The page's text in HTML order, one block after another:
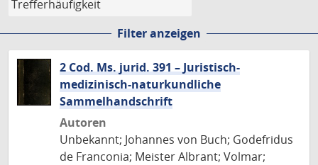
Filter anzeigen
2 Cod. Ms. jurid. 391 – Juristisch-
medizinisch-naturkundliche
Sammelhandschrift
Autoren
Unbekannt; Johannes von Buch; Godefridus
de Franconia; Meister Albrant; Volmar;